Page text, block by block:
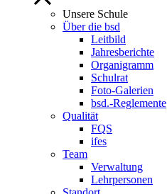
Unsere Schule
Über die bsd
Leitbild
Jahresberichte
Organigramm
Schulrat
Foto-Galerien
bsd.-Reglemente
Qualität
FQS
ifes
Team
Verwaltung
Lehrpersonen